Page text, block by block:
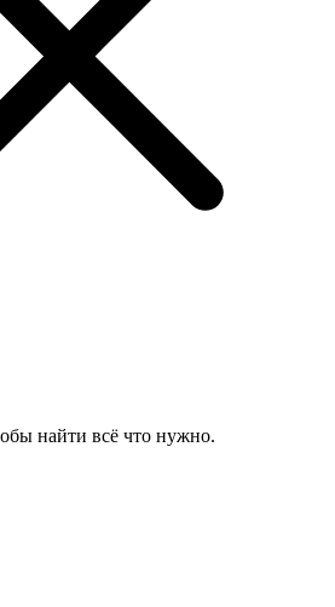
найти всё что нужно.